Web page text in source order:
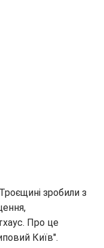
зробили з
Про це
Київ".